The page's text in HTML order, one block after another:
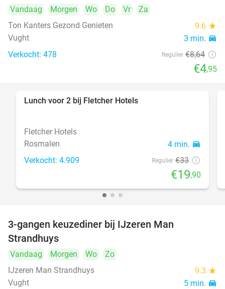
Vandaag Morgen Wo Do Vr
Za
Ton Kanters Gezond Genieten
9.6 star
Vught 3 min. directions_car
Verkocht: 478 Regulier €8,64
€4,95
Lunch voor 2 bij Fletcher Hotels
Fletcher Hotels
Rosmalen
4 min. directions_car
Verkocht: 4.909 Regulier €33
€19,90
3-gangen keuzediner bij IJzeren Man
Strandhuys
Vandaag Morgen Wo
Zo
IJzeren Man Strandhuys
9.3 star
Vught 5 min. directions_car